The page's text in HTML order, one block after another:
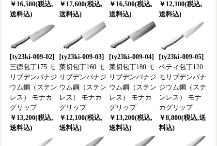
￥16,500(税込,
送料込)
￥17,600(税込,
送料込)
￥16,500(税込,
送料込)
￥12,100(税込,
送料込)
[ty23ki-009-02]
三徳包丁175 モ
リブデンバナジ
ウム鋼（ステン
レス） モナカ
グリップ
￥13,200(税込,
送料込)
[ty23ki-009-03]
菜切包丁160 モ
リブデンバナジ
ウム鋼（ステン
レス） モナカ
グリップ
￥12,100(税込,
送料込)
[ty23ki-009-04]
菜切包丁180 モ
リブデンバナジ
ウム鋼（ステン
レス） モナカ
グリップ
￥13,200(税込,
送料込)
[ty23ki-009-05]
ペティ包丁120
モリブデンバナ
ジウム鋼（ステ
ンレス） モナ
カグリップ
￥8,800(税込,送
料込)